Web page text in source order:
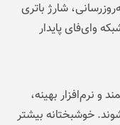
شارژ باتری
شبکه وای‌فای پایدار
و نرم‌افزار بهینه،
خوشبختانه بیشتر